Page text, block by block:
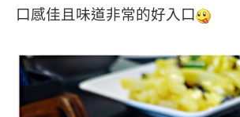
口感佳且味道非常的好入口